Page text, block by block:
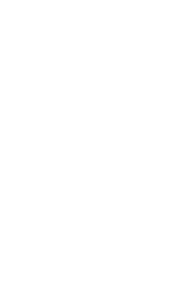
доской
сочетает
эксплуатации